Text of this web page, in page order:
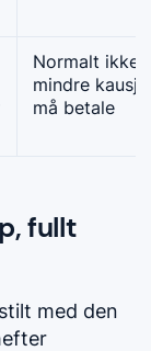
Normalt ikke,
mindre
må betale
fullt
med den